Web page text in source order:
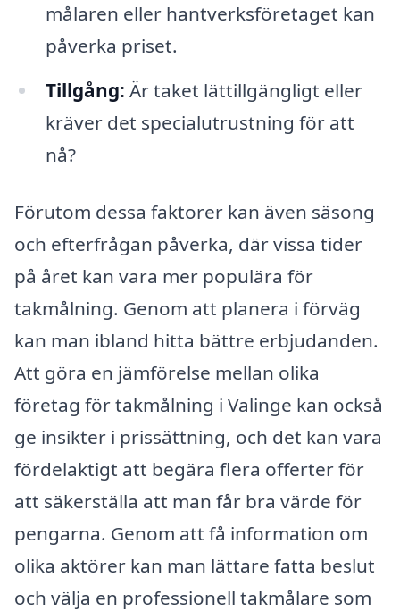
målaren eller hantverksföretaget kan
påverka priset.
Tillgång: Är taket lättillgängligt eller
kräver det specialutrustning för att
nå?
Förutom dessa faktorer kan även säsong
och efterfrågan påverka, där vissa tider
på året kan vara mer populära för
takmålning. Genom att planera i förväg
kan man ibland hitta bättre erbjudanden.
Att göra en jämförelse mellan olika
företag för takmålning i Valinge kan också
ge insikter i prissättning, och det kan vara
fördelaktigt att begära flera offerter för
att säkerställa att man får bra värde för
pengarna. Genom att få information om
olika aktörer kan man lättare fatta beslut
och välja en professionell takmålare som